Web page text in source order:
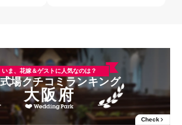
いま、花嫁＆ゲストに人気なのは？
場クチコミランキング
大阪府
Check